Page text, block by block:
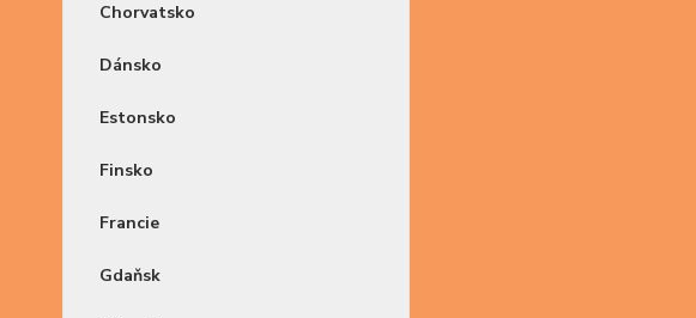
Chorvatsko
Dánsko
Estonsko
Finsko
Francie
Gdaňsk